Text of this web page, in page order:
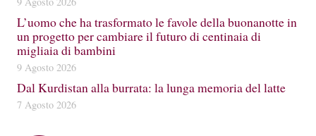
L’uomo che ha trasformato le favole della buonanotte in
un progetto per cambiare il futuro di centinaia di
migliaia di bambini
9 Agosto 2026
Dal Kurdistan alla burrata: la lunga memoria del latte
7 Agosto 2026